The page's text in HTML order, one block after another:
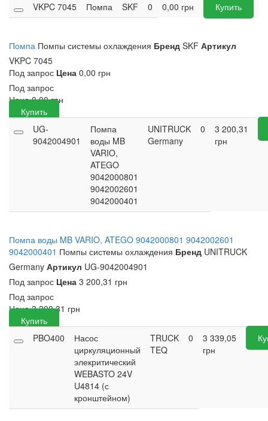
VKPC 7045
Помпа SKF 0 0,00 грн Купить
Помпа Помпы системы охлаждения Бренд SKF Артикул
VKPC 7045
Под запрос Цена 0,00 грн
Под запрос
Цена 0,00грн
Купить
UG-
9042004901
Помпа
воды MB
VARIO,
ATEGO
9042000801
9042002601
9042000401
UNITRUCK
Germany
0
3 200,31
грн
Помпа воды MB VARIO, ATEGO 9042000801 9042002601
9042000401 Помпы системы охлаждения Бренд UNITRUCK
Germany Артикул UG-9042004901
Под запрос Цена 3 200,31 грн
Под запрос
Цена 3 200,31 грн
Купить
PBO400
Насос
циркуляционный
элекритический
WEBASTO 24V
U4814 (с
кронштейном)
TRUCK
TEQ
0
3 339,05
грн